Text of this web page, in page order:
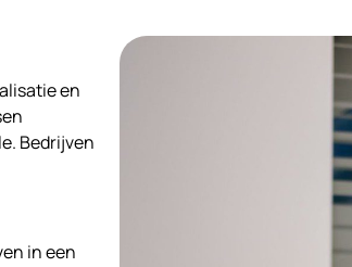
en
Bedrijven
in een